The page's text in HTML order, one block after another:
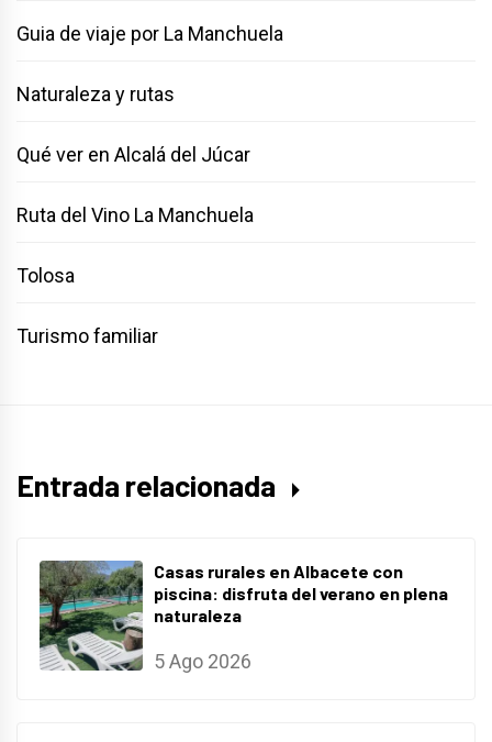
Guia de viaje por La Manchuela
Naturaleza y rutas
Qué ver en Alcalá del Júcar
Ruta del Vino La Manchuela
Tolosa
Turismo familiar
Entrada relacionada
Casas rurales en Albacete con
piscina: disfruta del verano en plena
naturaleza
5 Ago 2026